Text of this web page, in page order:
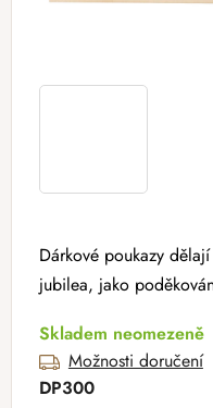
Dárkové poukazy
jubilea, jako
Skladem neomezeně
Možnosti doručení
DP300